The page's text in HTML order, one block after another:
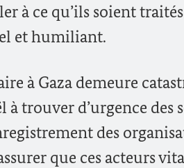
à ce qu’ils soient
et humiliant.
à Gaza demeure
à trouver d’urgence
des
que ces acteurs